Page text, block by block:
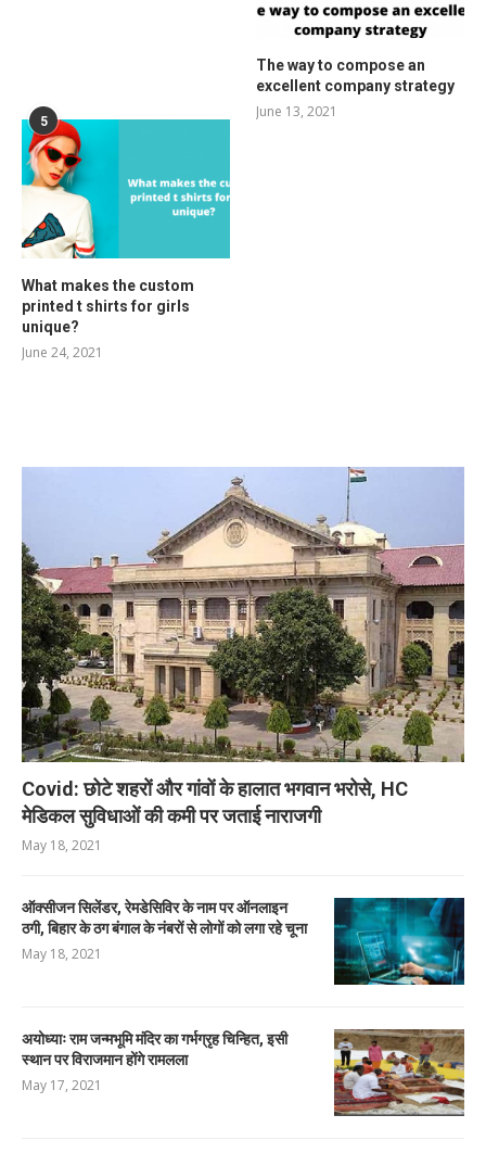
The way to compose an
excellent company strategy
June 13, 2021
5
What makes the custom
printed t shirts for girls
unique?
June 24, 2021
Covid: छोटे शहरों और गांवों के हालात भगवान भरोसे, HC
मेडिकल सुविधाओं की कमी पर जताई नाराजगी
May 18, 2021
ऑक्सीजन सिलेंडर, रेमडेसिविर के नाम पर ऑनलाइन
ठगी, बिहार के ठग बंगाल के नंबरों से लोगों को लगा रहे चूना
May 18, 2021
अयोध्याः राम जन्मभूमि मंदिर का गर्भग्रृह चिन्हित, इसी
स्थान पर विराजमान होंगे रामलला
May 17, 2021